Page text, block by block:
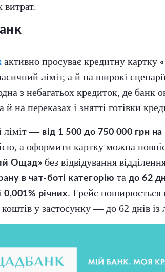
витрат.
активно просуває кредитну картку
ліміт, а й на широкі
з небагатьох кредиток, де банк
й на переказах і знятті готівки
ліміт — від 1 500 до 750 000 грн на
а оформити картку можна
Ощад» без відвідування
в чат-боті категорію та до 62
0,001% річних. Грейс поширюється
у застосунку — до 62 днів із